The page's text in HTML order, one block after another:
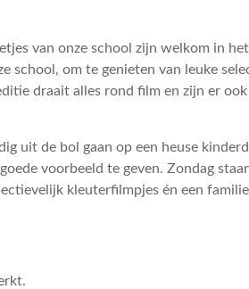
van onze school zijn welkom in
school, om te genieten van leuke
draait alles rond film en zijn er ook
uit de bol gaan op een heuse
voorbeeld te geven. Zondag
kleuterfilmpjes én een